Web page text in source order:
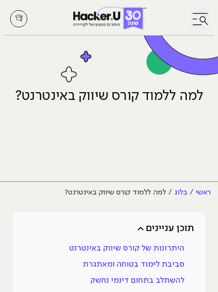
לחץ לפתיחת/סגירת תפריט
למה ללמוד קורס שיווק באינטרנט?
ראשי בלוג למה ללמוד קורס שיווק באינטרנט?
תוכן עניינים
היתרונות של קורס שיווק באינטרנט
סביבת לימוד בטוחה ומאתגרת
להשתלב בתחום דינמי נחשק